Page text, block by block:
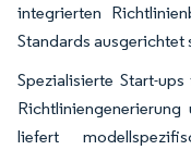
integrierten
Standards ausgerichtet
Spezialisierte Start-
Richtliniengenerierung
liefert